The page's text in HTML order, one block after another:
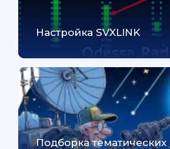
Настройка SVXLINK
Подборка тематических